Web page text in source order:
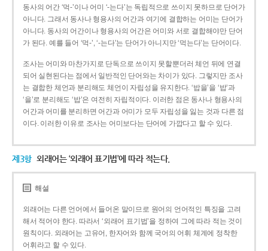
동사의 어간 ‘먹-­’이나 어미 ‘­-는다’는 독립적으로 쓰이지 못하므로 단어가
아니다. 그래서 동사나 형용사의 어간과 여기에 결합하는 어미는 단어가
아니다. 동사의 어간이나 형용사의 어간은 어미와 서로 결합해야만 단어
가 된다. 예를 들어 ‘먹-’, ‘-는다’는 단어가 아니지만 ‘먹는다’는 단어이다.
조사는 어미와 마찬가지로 단독으로 쓰이지 못할뿐더러 체언 뒤에 연결
되어 실현된다는 점에서 일반적인 단어와는 차이가 있다. 그렇지만 조사
는 결합한 체언과 분리해도 체언이 자립성을 유지한다. ‘밥을’을 ‘밥’과
‘을’로 분리해도 ‘밥’은 여전히 자립적이다. 이러한 점은 동사나 형용사의
어간과 어미를 분리하면 어간과 어미가 모두 자립성을 잃는 것과 다른 점
이다. 이러한 이유로 조사는 어미보다는 단어에 가깝다고 할 수 있다.
제3항 외래어는 ‘외래어 표기법’에 따라 적는다.
해설
외래어는 다른 언어에서 들어온 말이므로 원어의 언어적인 특징을 고려
해서 적어야 한다. 따라서 ‘외래어 표기법’을 정하여 그에 따라 적는 것이
원칙이다. 외래어는 고유어, 한자어와 함께 국어의 어휘 체계에 정착한
어휘라고 할 수 있다.